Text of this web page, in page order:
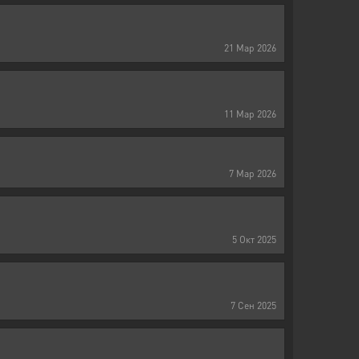
21 Мар 2026
11 Мар 2026
7 Мар 2026
5 Окт 2025
7 Сен 2025